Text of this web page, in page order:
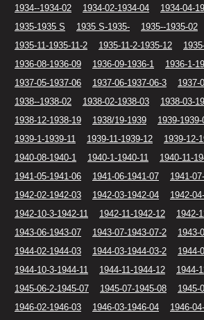
1934--1934-02
1934-02-1934-04 1934-04-
1935-1935 S
1935 S-1935- 1935--1935-02
1935-11-1935-11-2
1935-11-2-1935-12
1936-08-1936-09
1936-09-1936-1 1936-1-
1937-05-1937-06
1937-06-1937-06-3 1937-
1938--1938-02
1938-02-1938-03 1938-03-
1938-12-1938-19
1938/19-1939 1939-1939-
1939-1-1939-11
1939-11-1939-12 1939-12-
1940-08-1940-1
1940-1-1940-11 1940-11-
1941-05-1941-06
1941-06-1941-07 1941-
1942-02-1942-03
1942-03-1942-04 1942-
1942-10-3-1942-11
1942-11-1942-12 1942-
1943-06-1943-07
1943-07-1943-07-2 1943-
1944-02-1944-03
1944-03-1944-03-2 1944-
1944-10-3-1944-11
1944-11-1944-12 1944-
1945-06-2-1945-07
1945-07-1945-08 1945-
1946-02-1946-03
1946-03-1946-04 1946-